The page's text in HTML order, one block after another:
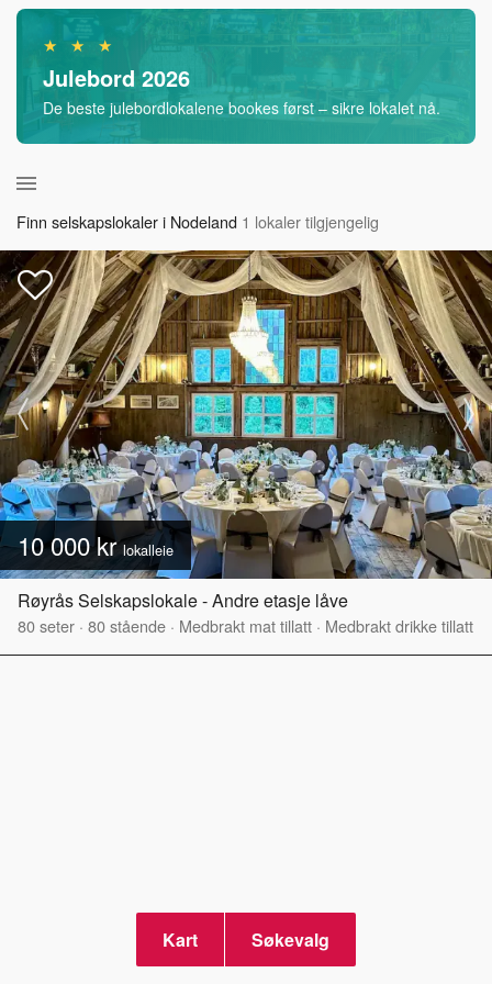
★ ★ ★
Julebord 2026
De beste julebordlokalene bookes først – sikre lokalet nå.
Finn selskapslokaler i Nodeland 1 lokaler tilgjengelig
10 000 krlokalleie
Røyrås Selskapslokale - Andre etasje låve
80seter · 80stående · Medbrakt mat tillatt · Medbrakt drikke tillatt
Kart Søkevalg